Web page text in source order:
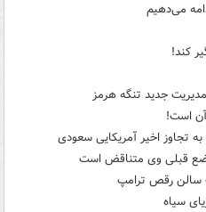
می‌دهیم
کند!
جدید تنگه هرمز
آن است!
تجاوز اخیر آمریکایی سعودی
قبلی وی متناقض است
سالن رقص ترامپ
سیاه